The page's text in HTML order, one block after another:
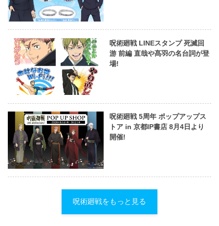
呪術廻戦 LINEスタンプ 死滅回
游 前編 直哉や髙羽の名台詞が登
場!
呪術廻戦 5周年 ポップアップス
トア in 京都IP書店 8月4日より
開催!
呪術廻戦をもっと見る